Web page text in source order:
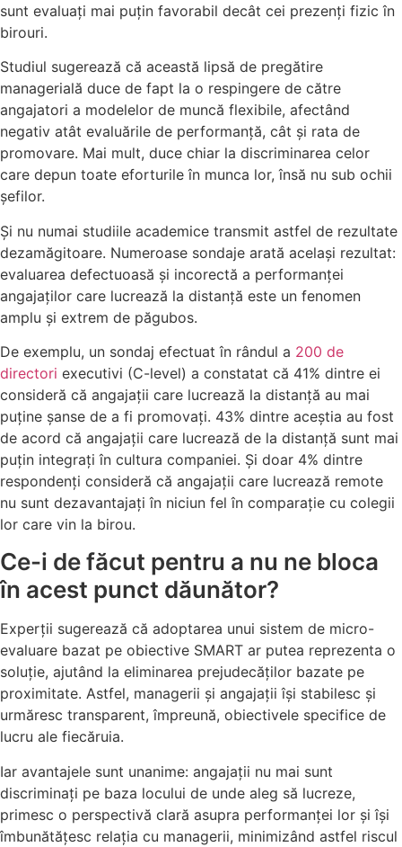
sunt evaluați mai puțin favorabil decât cei prezenți fizic în
birouri.
Studiul sugerează că această lipsă de pregătire
managerială duce de fapt la o respingere de către
angajatori a modelelor de muncă flexibile, afectând
negativ atât evaluările de performanță, cât și rata de
promovare. Mai mult, duce chiar la discriminarea celor
care depun toate eforturile în munca lor, însă nu sub ochii
șefilor.
Și nu numai studiile academice transmit astfel de rezultate
dezamăgitoare. Numeroase sondaje arată același rezultat:
evaluarea defectuoasă și incorectă a performanței
angajaților care lucrează la distanță este un fenomen
amplu și extrem de păgubos.
De exemplu, un sondaj efectuat în rândul a 200 de
directori executivi (C-level) a constatat că 41% dintre ei
consideră că angajații care lucrează la distanță au mai
puține șanse de a fi promovați. 43% dintre aceștia au fost
de acord că angajații care lucrează de la distanță sunt mai
puțin integrați în cultura companiei. Și doar 4% dintre
respondenți consideră că angajații care lucrează remote
nu sunt dezavantajați în niciun fel în comparație cu colegii
lor care vin la birou.
Ce-i de făcut pentru a nu ne bloca
în acest punct dăunător?
Experții sugerează că adoptarea unui sistem de micro-
evaluare bazat pe obiective SMART ar putea reprezenta o
soluție, ajutând la eliminarea prejudecăților bazate pe
proximitate. Astfel, managerii și angajații își stabilesc și
urmăresc transparent, împreună, obiectivele specifice de
lucru ale fiecăruia.
Iar avantajele sunt unanime: angajații nu mai sunt
discriminați pe baza locului de unde aleg să lucreze,
primesc o perspectivă clară asupra performanței lor și își
îmbunătățesc relația cu managerii, minimizând astfel riscul